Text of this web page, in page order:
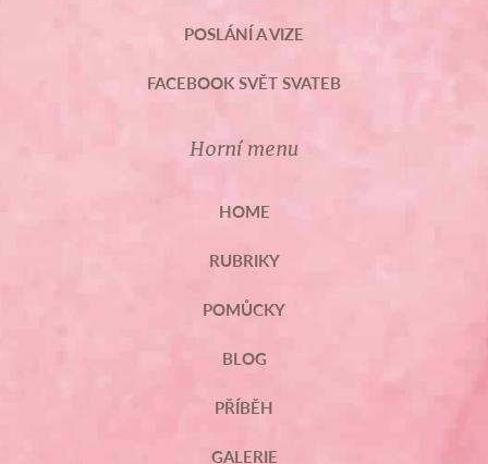
POSLÁNÍ A VIZE
FACEBOOK SVĚT SVATEB
Horní menu
HOME
RUBRIKY
POMŮCKY
BLOG
PŘÍBĚH
GALERIE